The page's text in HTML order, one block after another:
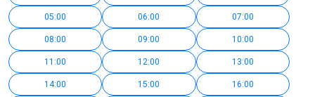
05:00 06:00 07:00
08:00 09:00 10:00
11:00 12:00 13:00
14:00 15:00 16:00